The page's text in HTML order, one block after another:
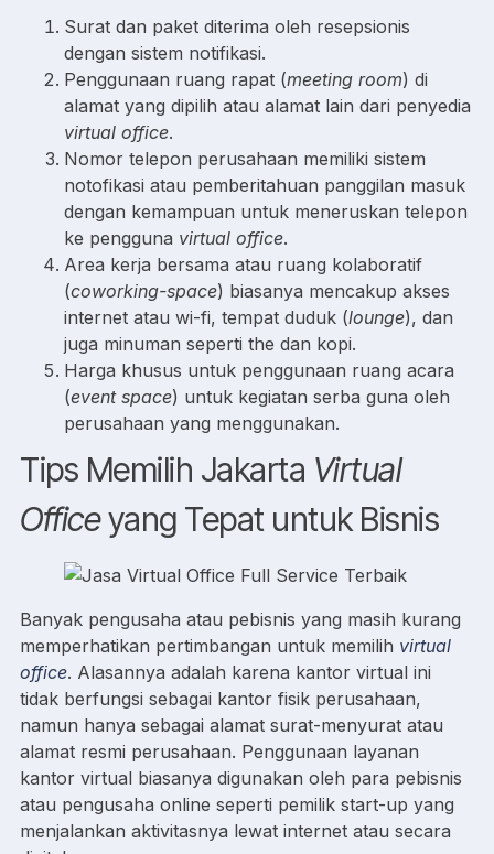
Surat dan paket diterima oleh resepsionis
dengan sistem notifikasi.
Penggunaan ruang rapat (meeting room) di
alamat yang dipilih atau alamat lain dari penyedia
virtual office.
Nomor telepon perusahaan memiliki sistem
notofikasi atau pemberitahuan panggilan masuk
dengan kemampuan untuk meneruskan telepon
ke pengguna virtual office.
Area kerja bersama atau ruang kolaboratif
(coworking-space) biasanya mencakup akses
internet atau wi-fi, tempat duduk (lounge), dan
juga minuman seperti the dan kopi.
Harga khusus untuk penggunaan ruang acara
(event space) untuk kegiatan serba guna oleh
perusahaan yang menggunakan.
Tips Memilih Jakarta Virtual
Officeyang Tepat untuk Bisnis
Banyak pengusaha atau pebisnis yang masih kurang
memperhatikan pertimbangan untuk memilih virtual
office. Alasannya adalah karena kantor virtual ini
tidak berfungsi sebagai kantor fisik perusahaan,
namun hanya sebagai alamat surat-menyurat atau
alamat resmi perusahaan. Penggunaan layanan
kantor virtual biasanya digunakan oleh para pebisnis
atau pengusaha online seperti pemilik start-up yang
menjalankan aktivitasnya lewat internet atau secara